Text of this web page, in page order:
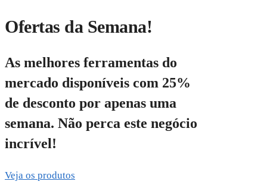
Ofertas da Semana!
As melhores ferramentas do
mercado disponíveis com 25%
de desconto por apenas uma
semana. Não perca este negócio
incrível!
Veja os produtos